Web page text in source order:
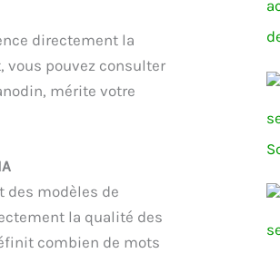
directement la
vous pouvez consulter
mérite votre
des modèles de
la qualité des
combien de mots